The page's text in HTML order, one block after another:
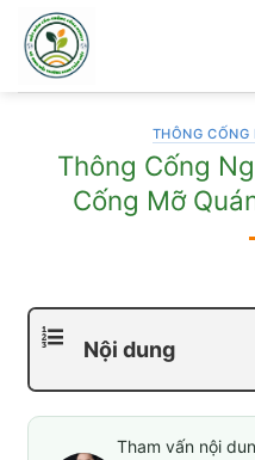
qua
dung
THÔNG CỐNG
Thông Cống
Cống Mỡ
Nội dung
Tham vấn nội